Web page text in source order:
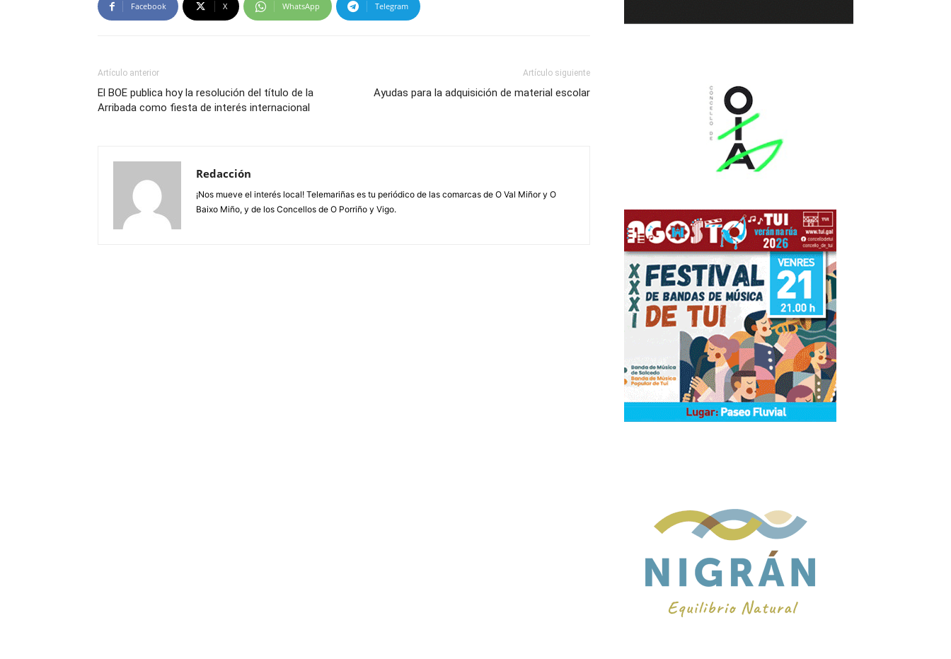
Facebook X WhatsApp Telegram
Artículo anterior
El BOE publica hoy la resolución del título de la
Arribada como fiesta de interés internacional
Artículo siguiente
Ayudas para la adquisición de material escolar
Redacción
¡Nos mueve el interés local! Telemariñas es tu periódico de las comarcas de O Val Miñor y O
Baixo Miño, y de los Concellos de O Porriño y Vigo.